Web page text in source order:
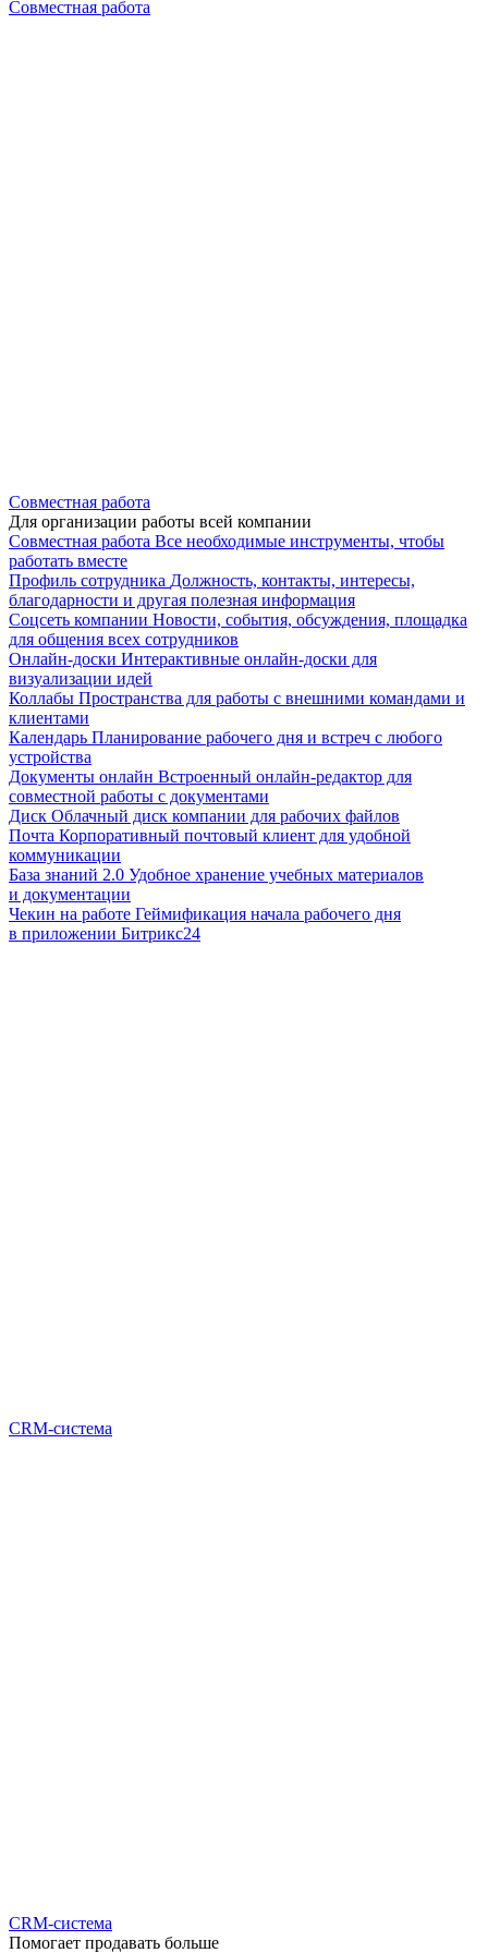
Совместная работа
Совместная работа
Для организации работы всей компании
Совместная работа Все необходимые инструменты, чтобы
работать вместе
Профиль сотрудника Должность, контакты, интересы,
благодарности и другая полезная информация
Соцсеть компании Новости, события, обсуждения, площадка
для общения всех сотрудников
Онлайн-доски Интерактивные онлайн-доски для
визуализации идей
Коллабы Пространства для работы с внешними командами и
клиентами
Календарь Планирование рабочего дня и встреч с любого
устройства
Документы онлайн Встроенный онлайн-редактор для
совместной работы с документами
Диск Облачный диск компании для рабочих файлов
Почта Корпоративный почтовый клиент для удобной
коммуникации
База знаний 2.0 Удобное хранение учебных материалов
и документации
Чекин на работе Геймификация начала рабочего дня
в приложении Битрикс24
CRM-система
CRM-система
Помогает продавать больше